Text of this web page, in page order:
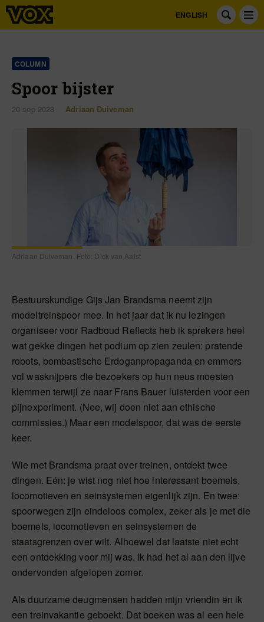
ENGLISH
COLUMN
Spoor bijster
20 sep 2023 Adriaan Duiveman
Adriaan Duiveman. Foto: Dick van Aalst
Bestuurskundige Gijs Jan Brandsma neemt zijn
modeltreinspoor mee. In het jaar dat ik nu lezingen
organiseer voor Radboud Reflects heb ik sprekers heel
wat gekke dingen het podium op zien zeulen: pratende
robots, bombastische Erdoganpropaganda en emmers
vol wasknijpers die bezoekers op hun neus moesten
klemmen terwijl ze naar Frans Bauer luisterden voor een
pijnexperiment. (Nee, wij doen niet aan ethische
commissies.) Maar een modelspoor, dat was de eerste
keer.
Wie met Brandsma praat over treinen, ontdekt twee
dingen. Eén: je wist nog niet hoe interessant boemels,
locomotieven en seinsystemen eigenlijk zijn. En twee:
spoorwegen zijn eindeloos complex, zeker als je met die
boemels, locomotieven en seinsystemen de
staatsgrenzen over wilt. Alhoewel dat laatste niet echt
een ontdekking voor mij was. Ik had het al aan den lijve
ondervonden afgelopen zomer.
Als duurzame deugmensen hadden mijn vriendin en ik
een treinvakantie geboekt. Dat boeken was al een hele